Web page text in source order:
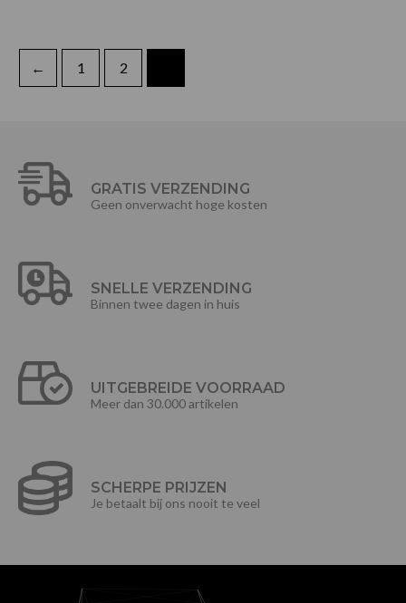
← 1 2
GRATIS VERZENDING
Geen onverwacht hoge kosten
SNELLE VERZENDING
Binnen twee dagen in huis
UITGEBREIDE VOORRAAD
Meer dan 30.000 artikelen
SCHERPE PRIJZEN
Je betaalt bij ons nooit te veel